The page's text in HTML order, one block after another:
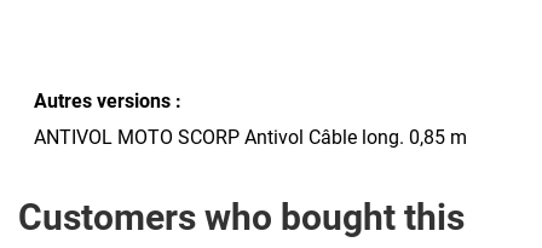
Autres versions :
ANTIVOL MOTO SCORP Antivol Câble long. 0,85 m
Customers who bought this